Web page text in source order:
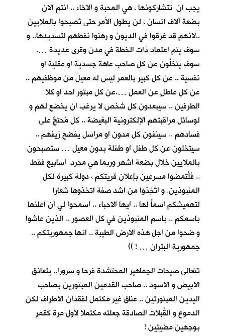
يجب ان تتشاركونها ، هي المحبة و الاخاء .. انتم الان
بضعة آلاف انسان ، لن يطول الأمر حتى تُصبحوا بالملايين
..لانهم قد غرقوا في الديون و رهنوا نفطهم لتسديدها.. و
سوف يتم اعتماد ذات الخطة في مدن وقرى عديدة ….
سوف يتخلَّون عن كل صاحب عاهة جسدية او عقلية او
نفسية .. عن كل كبير بالعمر ليس له معيلٌ من موظفيهم ..
عن كل عاطلٍ عن العمل ….عن كل مبتور احد او كلا
الطرفين .. سيبعدون كل شخص لا يرغب ان يخضع لهم و
لوسائل مراقبتهم الإلكترونية البغيضة .. كل مُحتجٍّ على
فسادهم .. سينفون كل مدون او مراسل يفضح زيفهم ..
سيتخلون عن كل طفل او طفلة بدون معيل … ستصبحون
بالملايين خلال بضعة اشهر وربما هي مجرد اسابيع فقط
.. فَلْتمضوا مسرعين بإعلان قريتكم ، دولة كبيرة لكل
المنبوذين. و اتَّخِذوا من اشد صفة اتخذوها شعارا
لتهميشكم اسماً لها .. ايها الاحباء .. اسمحوا لي ان اعلنها
باسمكم .. باسم المنبوذين في كل العصور .. الذين عاشوا
و ضحوا من اجل هذه الارض الطيبة .. انها جمهوريتكم ..
جمهورية البتران … ! ))
تتعالى صيحات الجماهير المحتشدة فرحا و سرورا.. يتعانق
الابيض و الاسود .. صاحب القدمين المبتورين بصاحب
اليدين المبتورتين .. عناق غير مكتمل لفقدان الاطراف لكن
الدموع و القُبلات الصادقة جعلته مكتملا لأول مرة كقمرٍ
بوجهين مضيئين !